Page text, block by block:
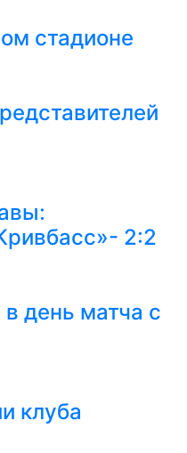
стадионе
2:2
день матча с
клуба